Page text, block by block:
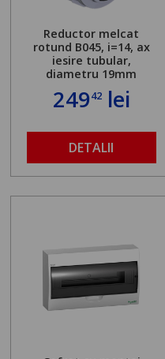
Reductor melcat
rotund B045, i=14, ax
iesire tubular,
diametru 19mm
24942lei
DETALII